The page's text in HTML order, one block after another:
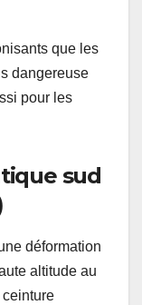
que les
dangereuse
pour les
sud
déformation
altitude au